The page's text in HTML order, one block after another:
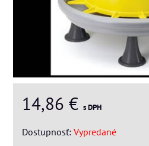
14,86 € s DPH
Dostupnosť: Vypredané